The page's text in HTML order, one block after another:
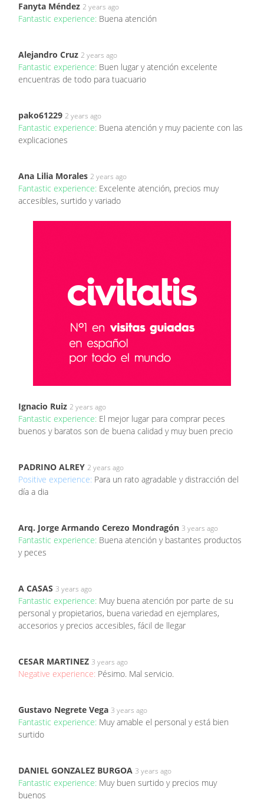
Fanyta Méndez 2 years ago
Fantastic experience: Buena atención
Alejandro Cruz 2 years ago
Fantastic experience: Buen lugar y atención excelente
encuentras de todo para tuacuario
pako61229 2 years ago
Fantastic experience: Buena atención y muy paciente con las
explicaciones
Ana Lilia Morales 2 years ago
Fantastic experience: Excelente atención, precios muy
accesibles, surtido y variado
Ignacio Ruiz 2 years ago
Fantastic experience: El mejor lugar para comprar peces
buenos y baratos son de buena calidad y muy buen precio
PADRINO ALREY 2 years ago
Positive experience: Para un rato agradable y distracción del
día a dia
Arq. Jorge Armando Cerezo Mondragón 3 years ago
Fantastic experience: Buena atención y bastantes productos
y peces
A CASAS 3 years ago
Fantastic experience: Muy buena atención por parte de su
personal y propietarios, buena variedad en ejemplares,
accesorios y precios accesibles, fácil de llegar
CESAR MARTINEZ 3 years ago
Negative experience: Pésimo. Mal servicio.
Gustavo Negrete Vega 3 years ago
Fantastic experience: Muy amable el personal y está bien
surtido
DANIEL GONZALEZ BURGOA 3 years ago
Fantastic experience: Muy buen surtido y precios muy
buenos